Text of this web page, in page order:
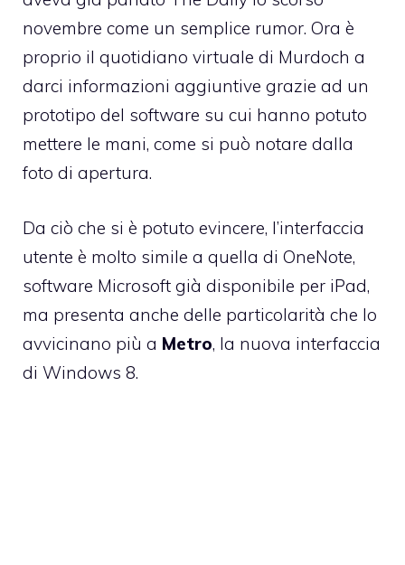
novembre come un semplice rumor. Ora è
proprio il quotidiano virtuale di Murdoch a
darci informazioni aggiuntive grazie ad un
prototipo del software su cui hanno potuto
mettere le mani, come si può notare dalla
foto di apertura.
Da ciò che si è potuto evincere, l’interfaccia
utente è molto simile a quella di OneNote,
software Microsoft già disponibile per iPad,
ma presenta anche delle particolarità che lo
avvicinano più a Metro, la nuova interfaccia
di Windows 8.